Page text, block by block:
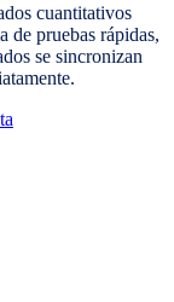
cuantitativos
de pruebas rápidas,
se sincronizan